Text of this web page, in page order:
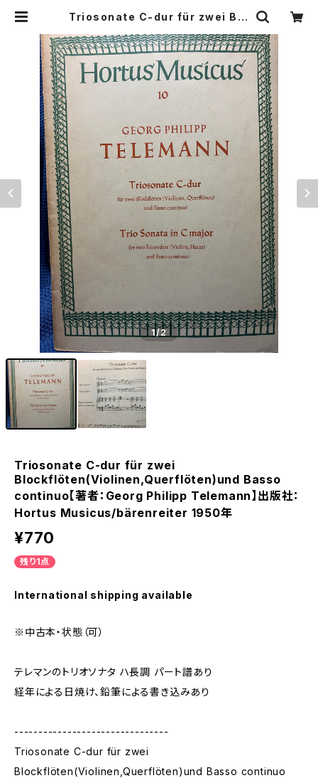
Triosonate C-dur für zwei Blo
und Basso continuo【著者：Geo
rg Philipp Telemann】出版社：H
ortus Musicus/bärenreiter 19
50年 | Birds' Tale Collective
1/2
Triosonate C-dur für zwei
Blockflöten(Violinen,Querflöten)und Basso
continuo【著者：Georg Philipp Telemann】出版社：
Hortus Musicus/bärenreiter 1950年
¥770
残り1点
International shipping available
※中古本・状態（可）
テレマンのトリオソナタ ハ長調 パート譜あり
経年による日焼け、鉛筆による書き込みあり
--------------------------------
Triosonate C-dur für zwei
Blockflöten(Violinen,Querflöten)und Basso continuo